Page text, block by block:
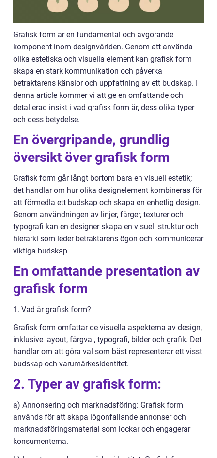
Grafisk form är en fundamental och avgörande
komponent inom designvärlden. Genom att använda
olika estetiska och visuella element kan grafisk form
skapa en stark kommunikation och påverka
betraktarens känslor och uppfattning av ett budskap. I
denna article kommer vi att ge en omfattande och
detaljerad insikt i vad grafisk form är, dess olika typer
och dess betydelse.
En övergripande, grundlig
översikt över grafisk form
Grafisk form går långt bortom bara en visuell estetik;
det handlar om hur olika designelement kombineras för
att förmedla ett budskap och skapa en enhetlig design.
Genom användningen av linjer, färger, texturer och
typografi kan en designer skapa en visuell struktur och
hierarki som leder betraktarens ögon och kommunicerar
viktiga budskap.
En omfattande presentation av
grafisk form
1. Vad är grafisk form?
Grafisk form omfattar de visuella aspekterna av design,
inklusive layout, färgval, typografi, bilder och grafik. Det
handlar om att göra val som bäst representerar ett visst
budskap och varumärkesidentitet.
2. Typer av grafisk form:
a) Annonsering och marknadsföring: Grafisk form
används för att skapa iögonfallande annonser och
marknadsföringsmaterial som lockar och engagerar
konsumenterna.